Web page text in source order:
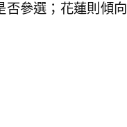
否參選；花蓮則傾向